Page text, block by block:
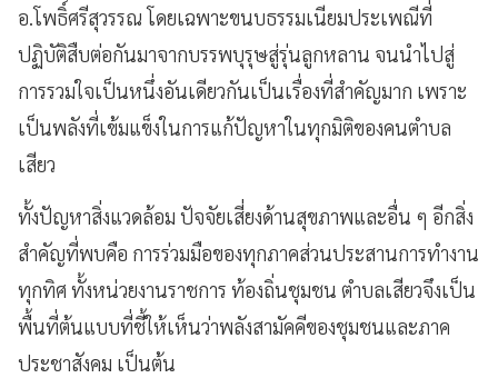
อ.โพธิ์ศรีสุวรรณ โดยเฉพาะขนบธรรมเนียมประเพณีที่
ปฏิบัติสืบต่อกันมาจากบรรพบุรุษสู่รุ่นลูกหลาน จนนำไปสู่
การรวมใจเป็นหนึ่งอันเดียวกันเป็นเรื่องที่สำคัญมาก เพราะ
เป็นพลังที่เข้มแข็งในการแก้ปัญหาในทุกมิติของคนตำบล
เสียว
ทั้งปัญหาสิ่งแวดล้อม ปัจจัยเสี่ยงด้านสุขภาพและอื่น ๆ อีกสิ่ง
สำคัญที่พบคือ การร่วมมือของทุกภาคส่วนประสานการทำงาน
ทุกทิศ ทั้งหน่วยงานราชการ ท้องถิ่นชุมชน ตำบลเสียวจึงเป็น
พื้นที่ต้นแบบที่ชี้ให้เห็นว่าพลังสามัคคีของชุมชนและภาค
ประชาสังคม เป็นต้น